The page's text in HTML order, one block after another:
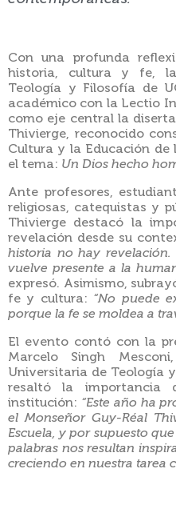
Con una profunda
historia, cultura y fe, la
Teología y Filosofía de
académico con la Lectio
como eje central la
Thivierge, reconocido
Cultura y la Educación de
el tema: Un Dios hecho
Ante profesores,
religiosas, catequistas y
Thivierge destacó la
revelación desde su
historia no hay
vuelve presente a la
expresó. Asimismo,
fe y cultura: “No puede
porque la fe se moldea a
El evento contó con la
Marcelo Singh
Universitaria de Teología
resaltó la importancia
institución: “Este año ha
el Monseñor Guy-Réal
Escuela, y por supuesto
palabras nos resultan
creciendo en nuestra tarea